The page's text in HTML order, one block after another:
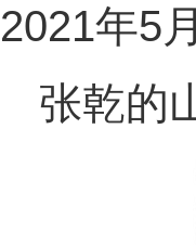
2021年5
张乾的